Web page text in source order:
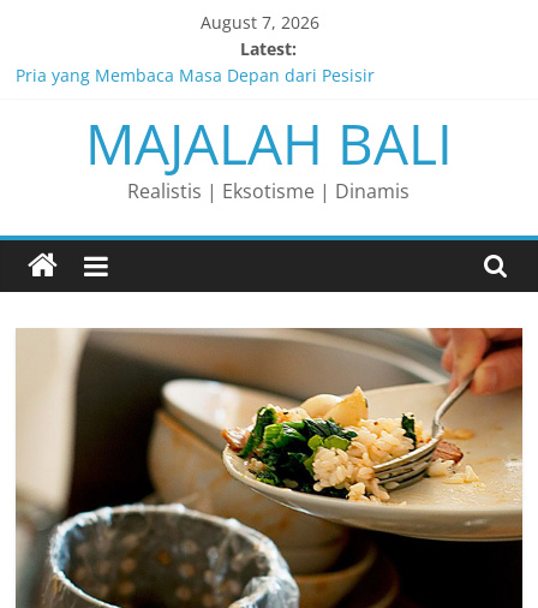
content
August 7, 2026
Latest:
Pria yang Membaca Masa Depan dari Pesisir
Membaca Peluang, Menaklukkan Tantangan, dan Membangun
Bisnis Peternakan yang Berkelanjutan
Lelaki yang Mengubah Garis Menjadi Masa Depan
Matahari yang Lahir di Pulau Dewata
Perjalanan Panjang di Balik Rasa yang Dicintai Banyak Orang
MAJALAH BALI
Realistis | Eksotisme | Dinamis